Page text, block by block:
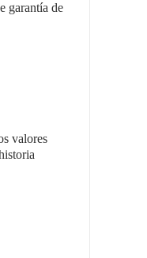
garantía de
valores